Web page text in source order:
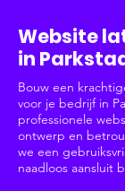
Website
in
Bouw een
voor je bedrijf in
professionele
ontwerp en
we een
naadloos aansluit